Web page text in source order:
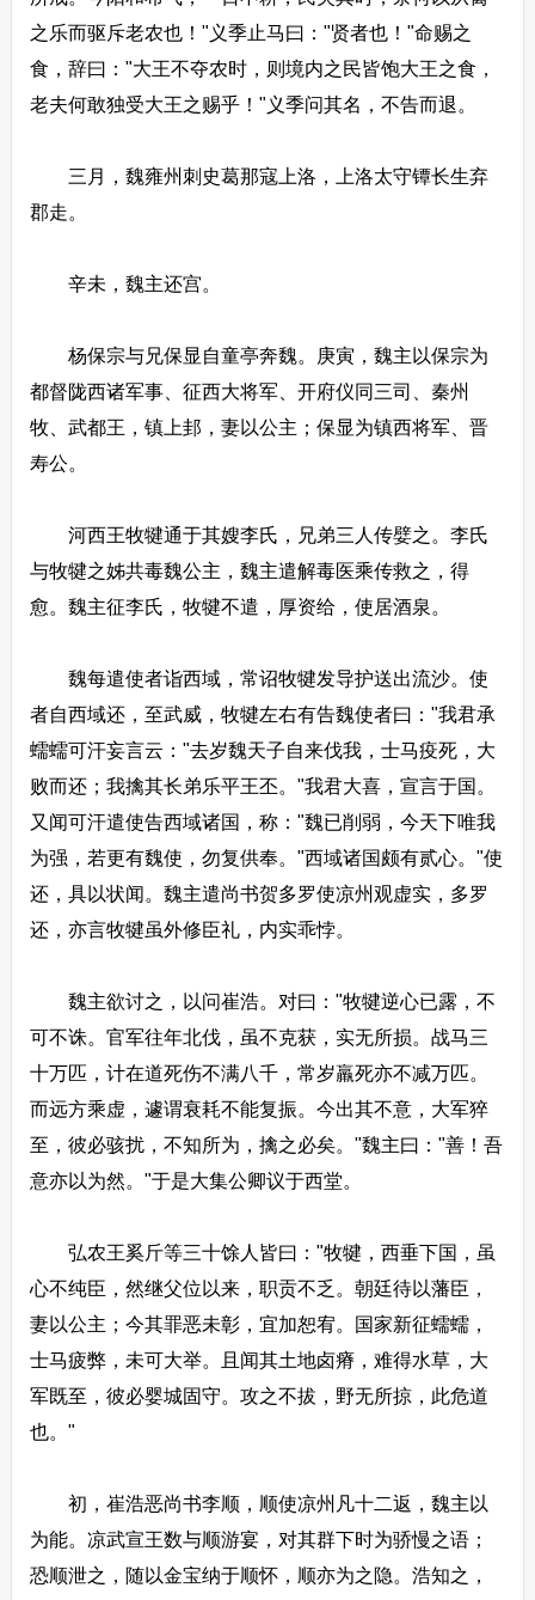
之乐而驱斥老农也！"义季止马曰："贤者也！"命赐之
食，辞曰："大王不夺农时，则境内之民皆饱大王之食，
老夫何敢独受大王之赐乎！"义季问其名，不告而退。
三月，魏雍州刺史葛那寇上洛，上洛太守镡长生弃
郡走。
辛未，魏主还宫。
杨保宗与兄保显自童亭奔魏。庚寅，魏主以保宗为
都督陇西诸军事、征西大将军、开府仪同三司、秦州
牧、武都王，镇上邽，妻以公主；保显为镇西将军、晋
寿公。
河西王牧犍通于其嫂李氏，兄弟三人传嬖之。李氏
与牧犍之姊共毒魏公主，魏主遣解毒医乘传救之，得
愈。魏主征李氏，牧犍不遣，厚资给，使居酒泉。
魏每遣使者诣西域，常诏牧犍发导护送出流沙。使
者自西域还，至武威，牧犍左右有告魏使者曰："我君承
蠕蠕可汗妄言云："去岁魏天子自来伐我，士马疫死，大
败而还；我擒其长弟乐平王丕。"我君大喜，宣言于国。
又闻可汗遣使告西域诸国，称："魏已削弱，今天下唯我
为强，若更有魏使，勿复供奉。"西域诸国颇有贰心。"使
还，具以状闻。魏主遣尚书贺多罗使凉州观虚实，多罗
还，亦言牧犍虽外修臣礼，内实乖悖。
魏主欲讨之，以问崔浩。对曰："牧犍逆心已露，不
可不诛。官军往年北伐，虽不克获，实无所损。战马三
十万匹，计在道死伤不满八千，常岁羸死亦不减万匹。
而远方乘虚，遽谓衰耗不能复振。今出其不意，大军猝
至，彼必骇扰，不知所为，擒之必矣。"魏主曰："善！吾
意亦以为然。"于是大集公卿议于西堂。
弘农王奚斤等三十馀人皆曰："牧犍，西垂下国，虽
心不纯臣，然继父位以来，职贡不乏。朝廷待以藩臣，
妻以公主；今其罪恶未彰，宜加恕宥。国家新征蠕蠕，
士马疲弊，未可大举。且闻其土地卤瘠，难得水草，大
军既至，彼必婴城固守。攻之不拔，野无所掠，此危道
也。"
初，崔浩恶尚书李顺，顺使凉州凡十二返，魏主以
为能。凉武宣王数与顺游宴，对其群下时为骄慢之语；
恐顺泄之，随以金宝纳于顺怀，顺亦为之隐。浩知之，